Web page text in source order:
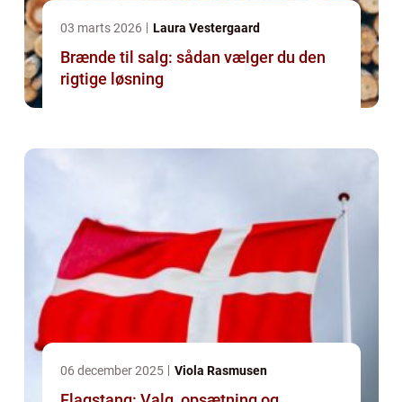
03 marts 2026 Laura Vestergaard
Brænde til salg: sådan vælger du den
rigtige løsning
06 december 2025 Viola Rasmusen